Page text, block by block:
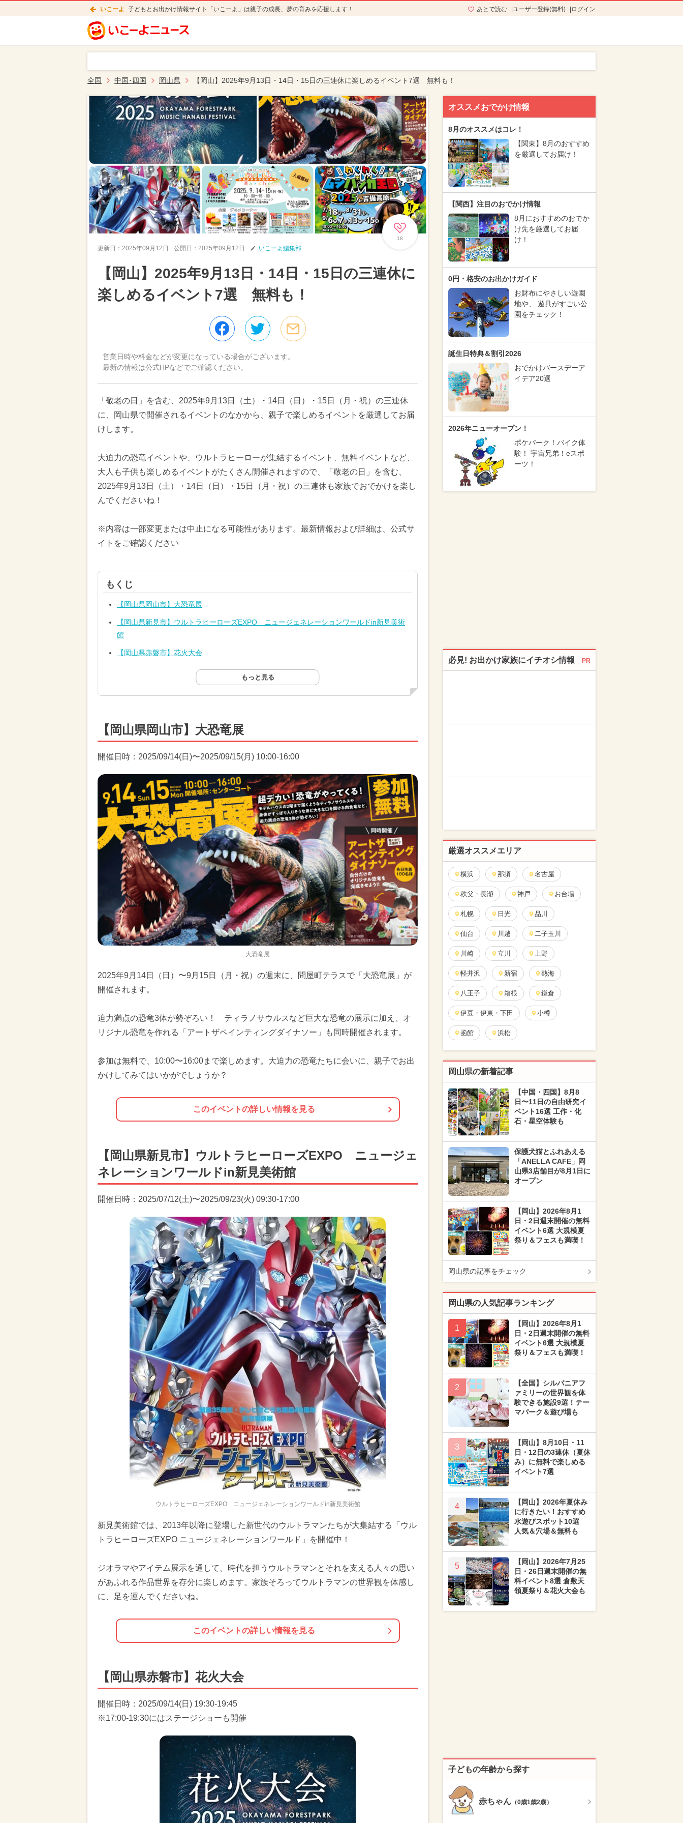
いこーよ 子どもとお出かけ情報サイト「いこーよ」は親子の成長、夢の育みを応援します！ あとで読む ユーザー登録(無料) ログイン
全国 中国･四国 岡山県 【岡山】2025年9月13日・14日・15日の三連休に楽しめるイベント7選 無料も！
18
更新日： 2025年09月12日 公開日： 2025年09月12日 いこーよ編集部
【岡山】2025年9月13日・14日・15日の三連休に
楽しめるイベント7選 無料も！
営業日時や料金などが変更になっている場合がございます。
最新の情報は公式HPなどでご確認ください。
「敬老の日」を含む、2025年9月13日（土）・14日（日）・15日（月・祝）の三連休
に、岡山県で開催されるイベントのなかから、親子で楽しめるイベントを厳選してお届
けします。
大迫力の恐竜イベントや、ウルトラヒーローが集結するイベント、無料イベントなど、
大人も子供も楽しめるイベントがたくさん開催されますので、「敬老の日」を含む、
2025年9月13日（土）・14日（日）・15日（月・祝）の三連休も家族でおでかけを楽し
んでくださいね！
※内容は一部変更または中止になる可能性があります。最新情報および詳細は、公式サ
イトをご確認ください
もくじ
【岡山県岡山市】大恐竜展
【岡山県新見市】ウルトラヒーローズEXPO ニュージェネレーションワールドin新見美術
館
【岡山県赤磐市】花火大会
もっと見る
【岡山県岡山市】大恐竜展
開催日時：2025/09/14(日)〜2025/09/15(月) 10:00-16:00
大恐竜展
2025年9月14日（日）〜9月15日（月・祝）の週末に、問屋町テラスで「大恐竜展」が
開催されます。
迫力満点の恐竜3体が勢ぞろい！ ティラノサウルスなど巨大な恐竜の展示に加え、オ
リジナル恐竜を作れる「アートザペインティングダイナソー」も同時開催されます。
参加は無料で、10:00〜16:00まで楽しめます。大迫力の恐竜たちに会いに、親子でお出
かけしてみてはいかがでしょうか？
このイベントの詳しい情報を見る
【岡山県新見市】ウルトラヒーローズEXPO ニュージェ
ネレーションワールドin新見美術館
開催日時：2025/07/12(土)〜2025/09/23(火) 09:30-17:00
ウルトラヒーローズEXPO ニュージェネレーションワールドin新見美術館
新見美術館では、2013年以降に登場した新世代のウルトラマンたちが大集結する「ウル
トラヒーローズEXPO ニュージェネレーションワールド」を開催中！
ジオラマやアイテム展示を通して、時代を担うウルトラマンとそれを支える人々の思い
があふれる作品世界を存分に楽しめます。家族そろってウルトラマンの世界観を体感し
に、足を運んでくださいね。
このイベントの詳しい情報を見る
【岡山県赤磐市】花火大会
開催日時：2025/09/14(日) 19:30-19:45
※17:00-19:30にはステージショーも開催
オススメおでかけ情報
8月のオススメはコレ！
【関東】8月のおすすめ
を厳選してお届け！
【関西】注目のおでかけ情報
8月におすすめのおでか
け先を厳選してお届
け！
0円・格安のお出かけガイド
お財布にやさしい遊園
地や、 遊具がすごい公
園をチェック！
誕生日特典＆割引2026
おでかけバースデーア
イデア20選
2026年ニューオープン！
ポケパーク！バイク体
験！ 宇宙兄弟！eスポ
ーツ！
必見! お出かけ家族にイチオシ情報 PR
厳選オススメエリア
横浜 那須 名古屋
秩父・長瀞 神戸 お台場
札幌 日光 品川
仙台 川越 二子玉川
川崎 立川 上野
軽井沢 新宿 熱海
八王子 箱根 鎌倉
伊豆・伊東・下田 小樽
函館 浜松
岡山県の新着記事
【中国・四国】8月8
日〜11日の自由研究イ
ベント16選 工作・化
石・星空体験も
保護犬猫とふれあえる
「ANELLA CAFE」岡
山県3店舗目が8月1日に
オープン
【岡山】2026年8月1
日・2日週末開催の無料
イベント6選 大規模夏
祭り＆フェスも満喫！
岡山県の記事をチェック
岡山県の人気記事ランキング
1
【岡山】2026年8月1
日・2日週末開催の無料
イベント6選 大規模夏
祭り＆フェスも満喫！
2
【全国】シルバニアフ
ァミリーの世界観を体
験できる施設9選！テー
マパーク＆遊び場も
3
【岡山】8月10日・11
日・12日の3連休（夏休
み）に無料で楽しめる
イベント7選
4
【岡山】2026年夏休み
に行きたい！おすすめ
水遊びスポット10選
人気＆穴場＆無料も
5
【岡山】2026年7月25
日・26日週末開催の無
料イベント8選 倉敷天
領夏祭り＆花火大会も
子どもの年齢から探す
赤ちゃん （0歳1歳2歳）